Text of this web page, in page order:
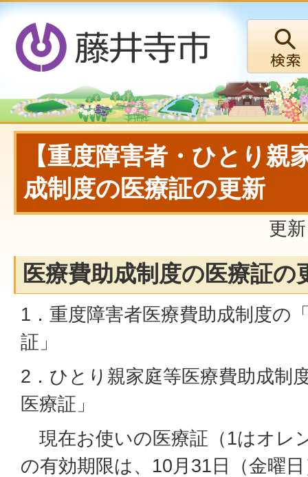
【重度障害者・ひとり親
成制度の医療証の更新
更
医療費助成制度の医療証の
1．重度障害者医療費助成制度の
証」
2．ひとり親家庭等医療費助成制
医療証」
現在お使いの医療証（1はオレ
の有効期限は、10月31日（金曜